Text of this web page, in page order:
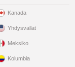
Kanada
Yhdysvallat
Meksiko
Kolumbia